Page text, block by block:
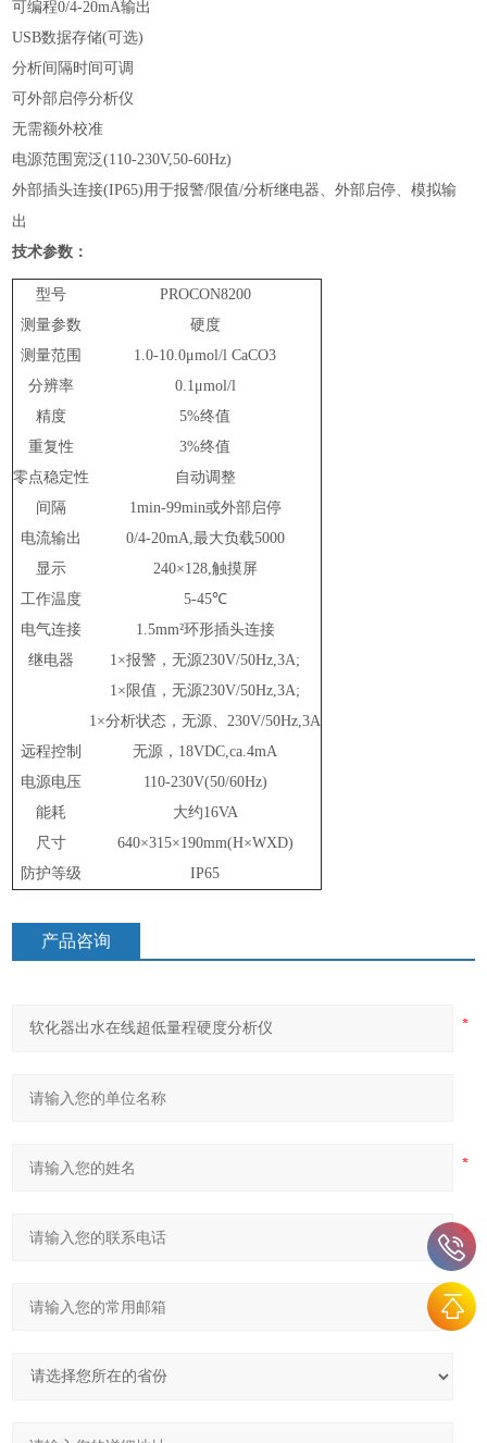
可编程0/4-20mA输出
USB数据存储(可选)
分析间隔时间可调
可外部启停分析仪
无需额外校准
电源范围宽泛(110-230V,50-60Hz)
外部插头连接(IP65)用于报警/限值/分析继电器、外部启停、模拟输
出
技术参数：
型号
PROCON8200
测量参数
硬度
测量范围
1.0-10.0μmol/l CaCO3
分辨率
0.1μmol/l
精度
5%终值
重复性
3%终值
零点稳定性
自动调整
间隔
1min-99min或外部启停
电流输出
0/4-20mA,最大负载5000
显示
240×128,触摸屏
工作温度
5-45℃
电气连接
1.5mm²环形插头连接
继电器
1×报警，无源230V/50Hz,3A;
1×限值，无源230V/50Hz,3A;
1×分析状态，无源、230V/50Hz,3A
远程控制
无源， 18VDC,ca.4mA
电源电压
110-230V(50/60Hz)
能耗
大约16VA
尺寸
640×315×190mm(H×WXD)
防护等级
IP65
产品咨询